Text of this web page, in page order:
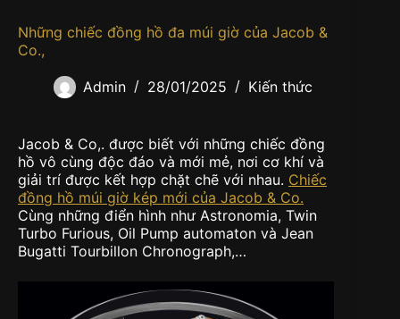
Những chiếc đồng hồ đa múi giờ của Jacob &
Co.,
Admin 28/01/2025 Kiến thức
Jacob & Co,. được biết với những chiếc đồng
hồ vô cùng độc đáo và mới mẻ, nơi cơ khí và
giải trí được kết hợp chặt chẽ với nhau. Chiếc
đồng hồ múi giờ kép mới của Jacob & Co.
Cùng những điển hình như Astronomia, Twin
Turbo Furious, Oil Pump automaton và Jean
Bugatti Tourbillon Chronograph,…